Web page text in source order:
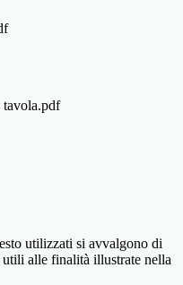
utilizzati si avvalgono di
alle finalità illustrate nella